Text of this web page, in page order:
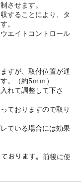
させます。
することにより、タ
。
エイトコントロール
すが、取付位置が通
。（約5ｍｍ）
れて調整して下さ
ておりますので取り
ている場合には効果
おります。前後に使